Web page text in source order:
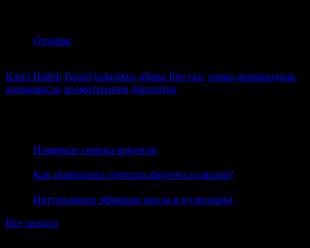
Отзывы
Karel Hadek Pacari botavikos gluten free raw vegan аромазодиак
аромамасло ароматерапия бархатцы
Пищевые семена конопли
Как правильно сочетать фрукты и овощи?
Натуральные эфирные масла в кулинарии
Все записи